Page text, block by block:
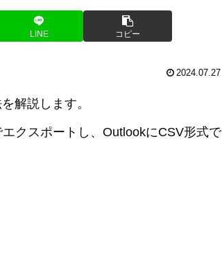
LINE コピー
2024.07.27
解説します。
クスポートし、OutlookにCSV形式で